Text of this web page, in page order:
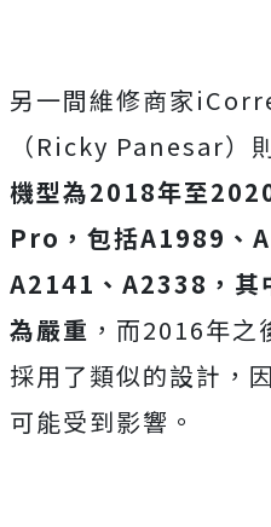
另一間維修商家
（Ricky Panesar）
機型為2018年至
Pro，包括A1989、
A2141、A2338，其
為嚴重 ，而2016年
採用了類似的設計，
可能受到影響。